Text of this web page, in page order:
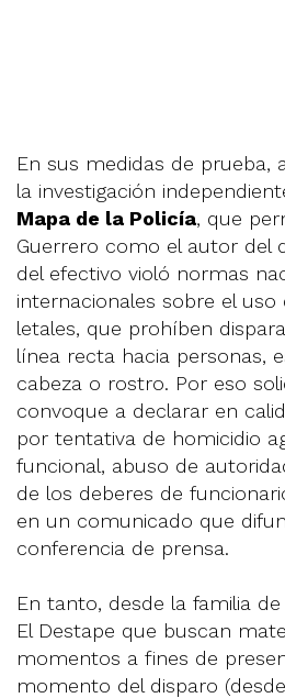
En sus medidas de prueba,
la investigación
Mapa de la Policía, que
Guerrero como el autor del
del efectivo violó normas
internacionales sobre el
letales, que prohíben
línea recta hacia personas,
cabeza o rostro. Por eso
convoque a declarar en
por tentativa de homicidio
funcional, abuso de
de los deberes de
en un comunicado que
conferencia de prensa.
En tanto, desde la familia
El Destape que buscan
momentos a fines de
momento del disparo